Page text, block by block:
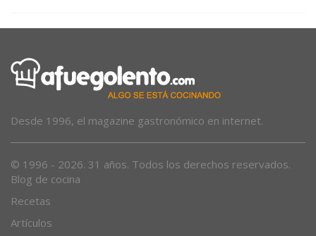
Desde 1996, el magazine gastronómico en internet.
© 1996 - 2026. 31 años. Todos los derechos reservados.
Blog de cocina
Recetas
Artículos